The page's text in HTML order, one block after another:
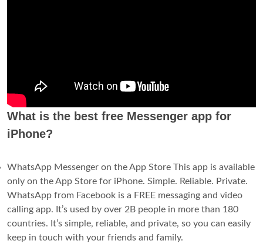
What is the best free Messenger app for
iPhone?
WhatsApp Messenger on the App Store This app is available
only on the App Store for iPhone. Simple. Reliable. Private.
WhatsApp from Facebook is a FREE messaging and video
calling app. It’s used by over 2B people in more than 180
countries. It’s simple, reliable, and private, so you can easily
keep in touch with your friends and family.